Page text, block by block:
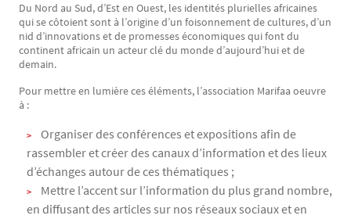
Du Nord au Sud, d’Est en Ouest, les identités plurielles africaines
qui se côtoient sont à l’origine d’un foisonnement de cultures, d’un
nid d’innovations et de promesses économiques qui font du
continent africain un acteur clé du monde d’aujourd’hui et de
demain.
Pour mettre en lumière ces éléments, l’association Marifaa oeuvre
à :
Organiser des conférences et expositions afin de
rassembler et créer des canaux d’information et des lieux
d’échanges autour de ces thématiques ;
Mettre l’accent sur l’information du plus grand nombre,
en diffusant des articles sur nos réseaux sociaux et en